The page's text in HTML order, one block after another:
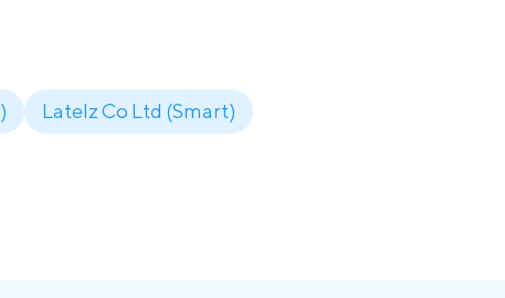
Latelz Co Ltd (Smart)